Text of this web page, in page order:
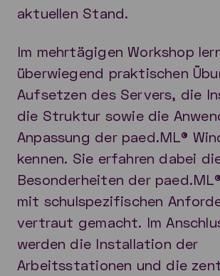
aktuellen Stand.
Im mehrtägigen Workshop
überwiegend praktischen
Aufsetzen des Servers, die
die Struktur sowie die
Anpassung der paed.ML®
kennen. Sie erfahren dabei
Besonderheiten der
mit schulspezifischen
vertraut gemacht. Im
werden die Installation der
Arbeitsstationen und die